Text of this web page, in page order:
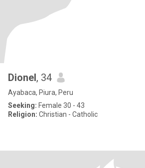
Dionel, 34
Ayabaca, Piura, Peru
Seeking: Female 30 - 43
Religion: Christian - Catholic